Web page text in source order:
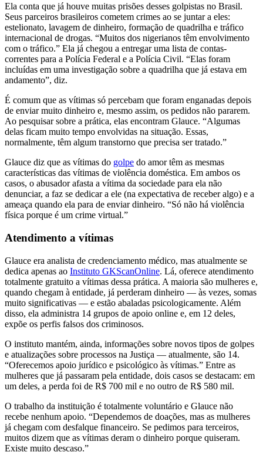
Ela conta que já houve muitas prisões desses golpistas no Brasil.
Seus parceiros brasileiros cometem crimes ao se juntar a eles:
estelionato, lavagem de dinheiro, formação de quadrilha e tráfico
internacional de drogas. “Muitos dos nigerianos têm envolvimento
com o tráfico.” Ela já chegou a entregar uma lista de contas-
correntes para a Polícia Federal e a Polícia Civil. “Elas foram
incluídas em uma investigação sobre a quadrilha que já estava em
andamento”, diz.
É comum que as vítimas só percebam que foram enganadas depois
de enviar muito dinheiro e, mesmo assim, os pedidos não pararem.
Ao pesquisar sobre a prática, elas encontram Glauce. “Algumas
delas ficam muito tempo envolvidas na situação. Essas,
normalmente, têm algum transtorno que precisa ser tratado.”
Glauce diz que as vítimas do golpe do amor têm as mesmas
características das vítimas de violência doméstica. Em ambos os
casos, o abusador afasta a vítima da sociedade para ela não
denunciar, a faz se dedicar a ele (na expectativa de receber algo) e a
ameaça quando ela para de enviar dinheiro. “Só não há violência
física porque é um crime virtual.”
Atendimento a vítimas
Glauce era analista de credenciamento médico, mas atualmente se
dedica apenas ao Instituto GKScanOnline. Lá, oferece atendimento
totalmente gratuito a vítimas dessa prática. A maioria são mulheres e,
quando chegam à entidade, já perderam dinheiro — às vezes, somas
muito significativas — e estão abaladas psicologicamente. Além
disso, ela administra 14 grupos de apoio online e, em 12 deles,
expõe os perfis falsos dos criminosos.
O instituto mantém, ainda, informações sobre novos tipos de golpes
e atualizações sobre processos na Justiça — atualmente, são 14.
“Oferecemos apoio jurídico e psicológico às vítimas.” Entre as
mulheres que já passaram pela entidade, dois casos se destacam: em
um deles, a perda foi de R$ 700 mil e no outro de R$ 580 mil.
O trabalho da instituição é totalmente voluntário e Glauce não
recebe nenhum apoio. “Dependemos de doações, mas as mulheres
já chegam com desfalque financeiro. Se pedimos para terceiros,
muitos dizem que as vítimas deram o dinheiro porque quiseram.
Existe muito descaso.”